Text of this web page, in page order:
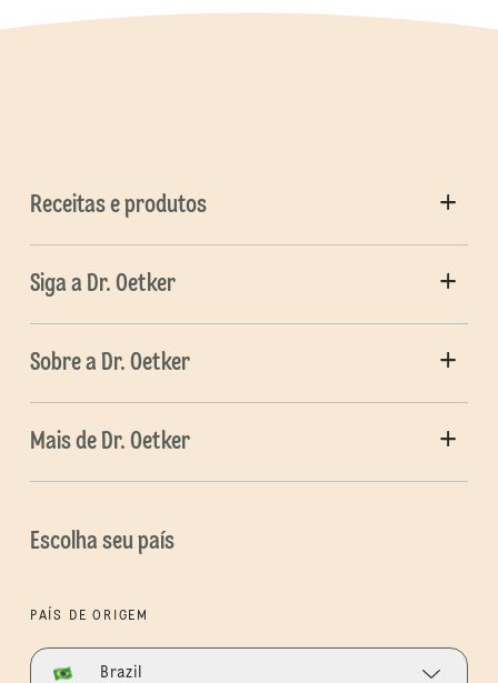
Receitas e produtos
Siga a Dr. Oetker
Sobre a Dr. Oetker
Mais de Dr. Oetker
Escolha seu país
PAÍS DE ORIGEM
Brazil